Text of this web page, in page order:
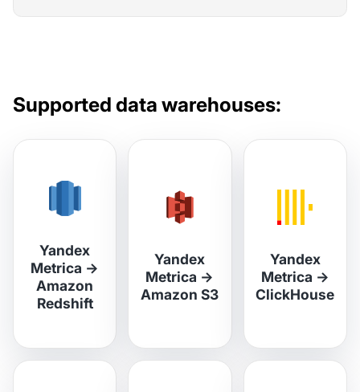
Supported data warehouses:
Yandex
Metrica →
Amazon
Redshift
Yandex
Metrica →
Amazon S3
Yandex
Metrica →
ClickHouse